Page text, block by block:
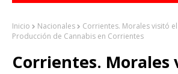
Inicio Nacionales
Corrientes. Morales visitó
Producción de Cannabis en Corrientes
Corrientes. Morales